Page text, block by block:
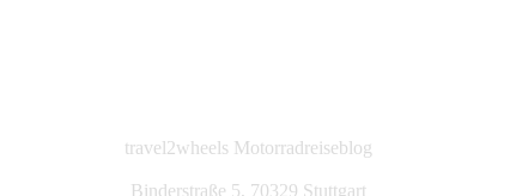
travel2wheels Motorradreiseblog
Binderstraße 5, 70329 Stuttgart